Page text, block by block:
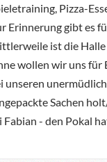
Pizza-
Erinnerung gibt es
ist die Halle
wollen wir uns für
unseren
Sachen
- den Pokal